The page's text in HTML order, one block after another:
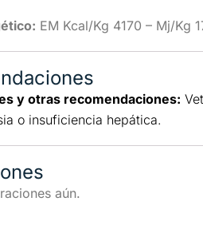
EM Kcal/Kg 4170 – Mj/Kg
y otras recomendaciones:
o insuficiencia hepática.
aún.